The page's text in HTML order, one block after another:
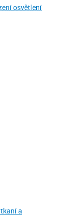
osvětlení
a